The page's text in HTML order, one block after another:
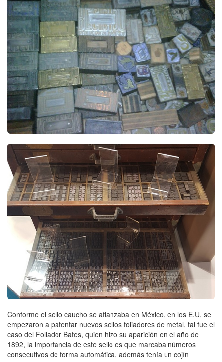
Conforme el sello caucho se afianzaba en México, en los E.U, se
empezaron a patentar nuevos sellos foliadores de metal, tal fue el
caso del Foliador Bates, quien hizo su aparición en el año de
1892, la importancia de este sello es que marcaba números
consecutivos de forma automática, además tenía un cojín